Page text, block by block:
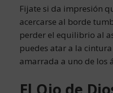
Fijate si da impresión
acercarse al borde
perder el equilibrio al
puedes atar a la
amarrada a uno de los